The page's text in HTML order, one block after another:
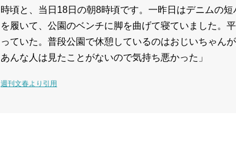
時頃と、当日18日の朝8時頃です。一昨日はデニムの
を履いて、公園のベンチに脚を曲げて寝ていました。
っていた。普段公園で休憩しているのはおじいちゃん
あんな人は見たことがないので気持ち悪かった」
週刊文春より引用